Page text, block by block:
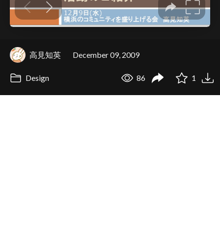
高見知英 December 09, 2009
Design 86 1